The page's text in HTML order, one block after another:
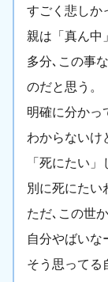
すごく悲しか
親は「真ん中
多分､この事
のだと思う。
明確に分かっ
わからないけ
「死にたい
別に死にたい
ただ､この世
自分やばいな
そう思ってる